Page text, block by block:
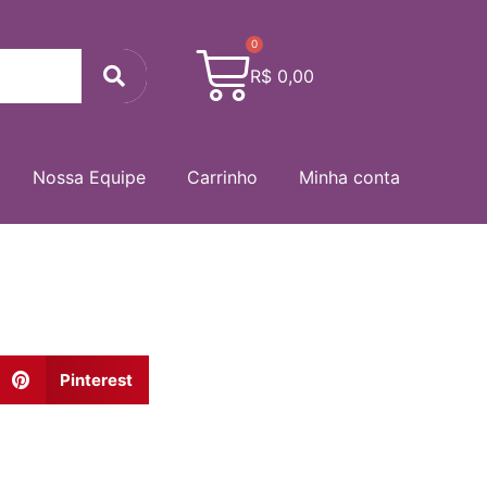
Search
R$ 0,00
0
Cart
Nossa Equipe Carrinho Minha conta
Pinterest